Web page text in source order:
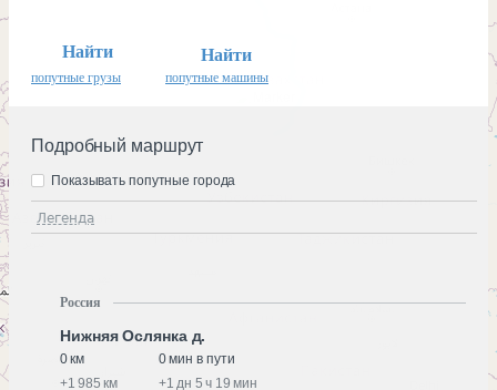
Найти
попутные грузы
Найти
попутные машины
Подробный маршрут
Легенда
Показывать попутные города
Россия
Нижняя Ослянка д.
0 км
0 мин в пути
+1 985 км +1 дн 5 ч 19 мин